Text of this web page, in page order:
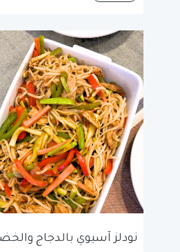
نودلز آسيوي بالدجاج